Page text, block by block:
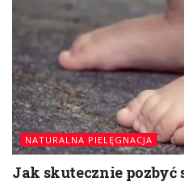
NATURALNA PIELĘGNACJA
Jak skutecznie pozbyć